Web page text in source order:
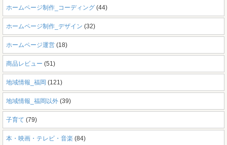
ホームページ制作_コーディング (44)
ホームページ制作_デザイン (32)
ホームページ運営 (18)
商品レビュー (51)
地域情報_福岡 (121)
地域情報_福岡以外 (39)
子育て (79)
本・映画・テレビ・音楽 (84)